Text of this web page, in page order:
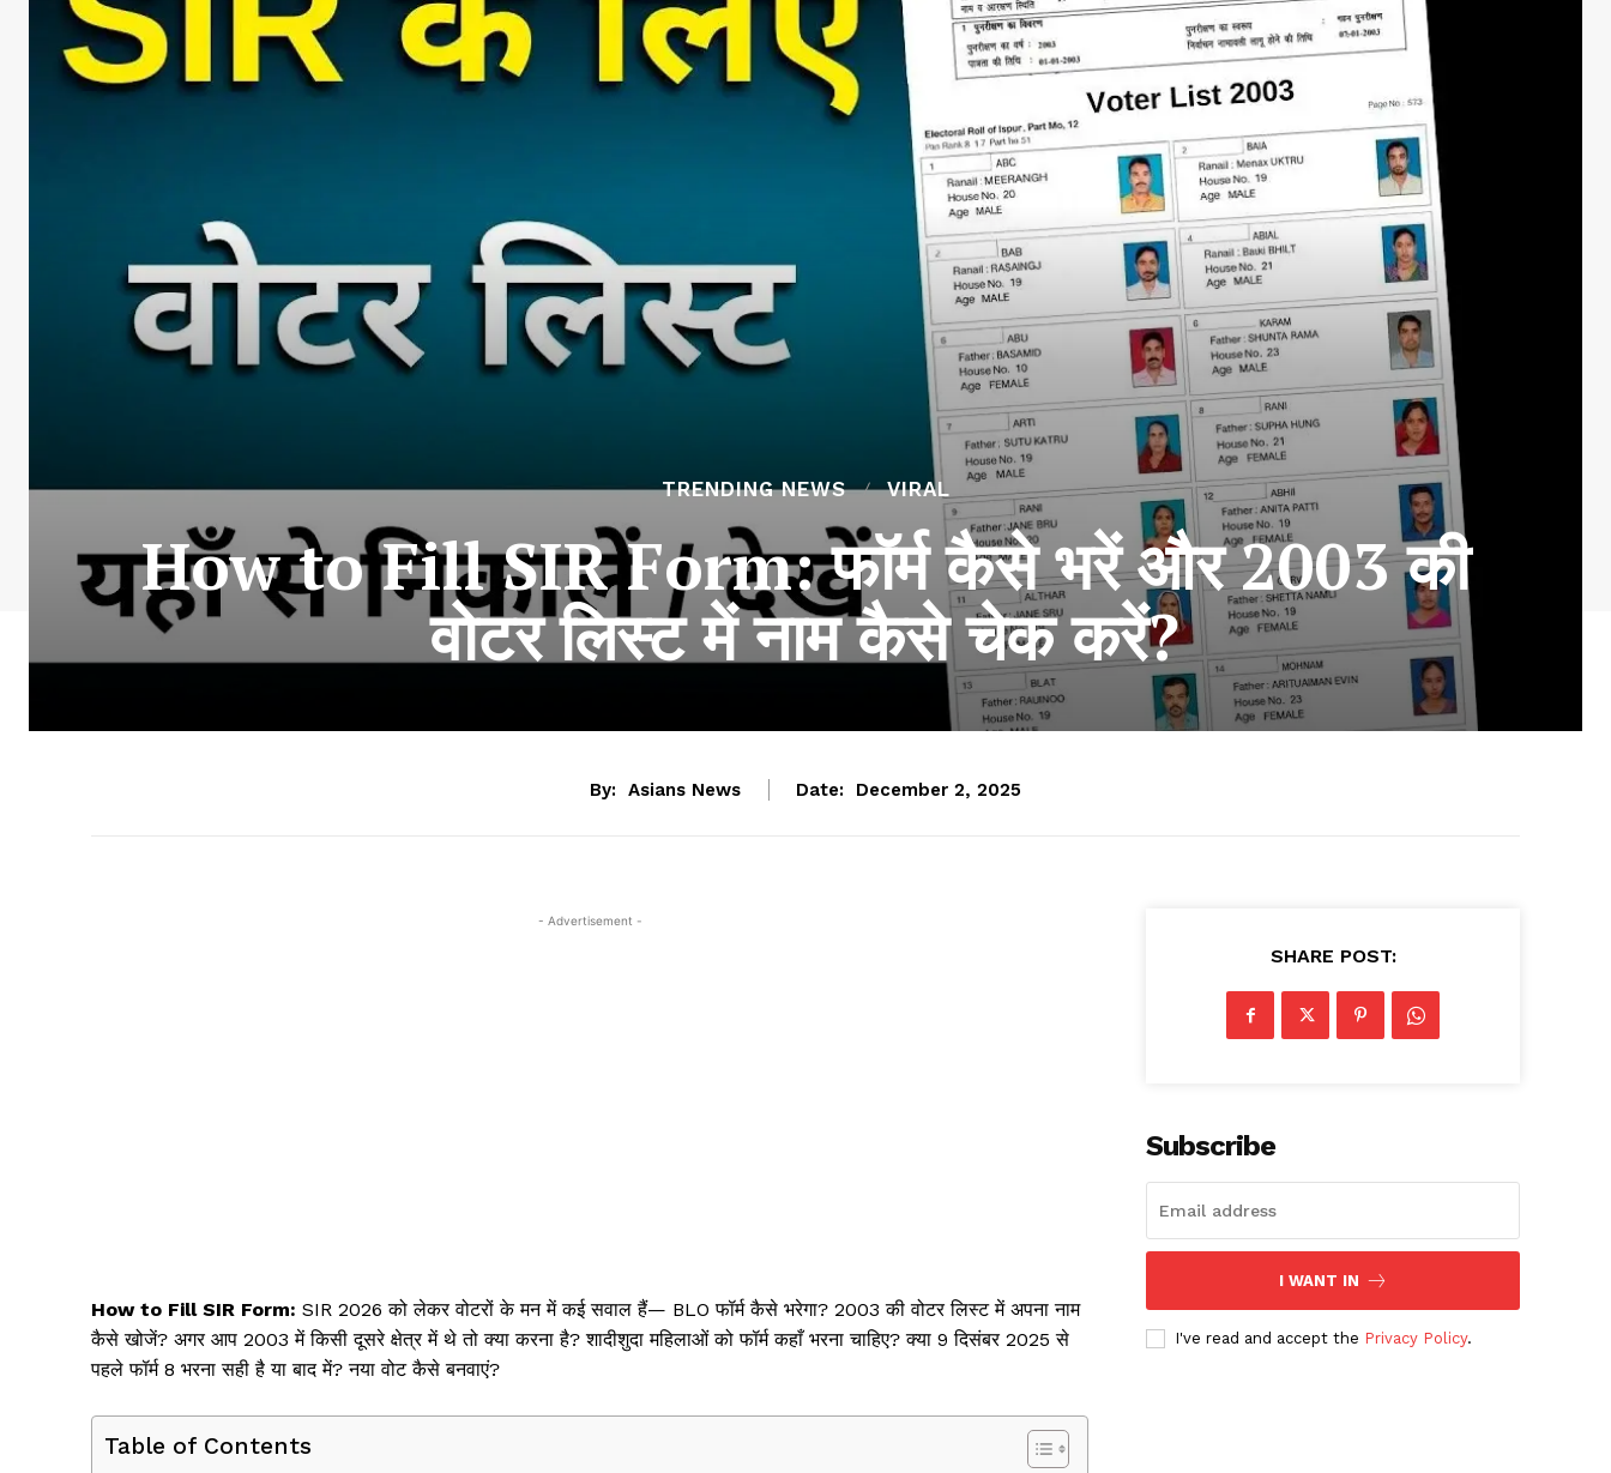
TRENDING NEWS VIRAL
How to Fill SIR Form: फॉर्म कैसे भरें और 2003 की
वोटर लिस्ट में नाम कैसे चेक करें?
By: Asians News Date: December 2, 2025
- Advertisement -
How to Fill SIR Form: SIR 2026 को लेकर वोटरों के मन में कई सवाल हैं— BLO फॉर्म कैसे भरेगा? 2003 की वोटर लिस्ट में अपना नाम
कैसे खोजें? अगर आप 2003 में किसी दूसरे क्षेत्र में थे तो क्या करना है? शादीशुदा महिलाओं को फॉर्म कहाँ भरना चाहिए? क्या 9 दिसंबर 2025 से
पहले फॉर्म 8 भरना सही है या बाद में? नया वोट कैसे बनवाएं?
Table of Contents
SHARE POST:
Subscribe
I WANT IN
I've read and accept the Privacy Policy.